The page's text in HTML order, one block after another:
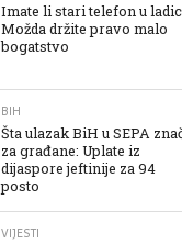
Imate li stari telefon u
Možda držite pravo malo
bogatstvo
BIH
Šta ulazak BiH u SEPA
za građane: Uplate iz
dijaspore jeftinije za 94
posto
VIJESTI